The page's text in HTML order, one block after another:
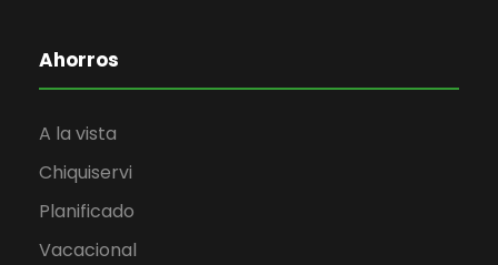
Ahorros
A la vista
Chiquiservi
Planificado
Vacacional